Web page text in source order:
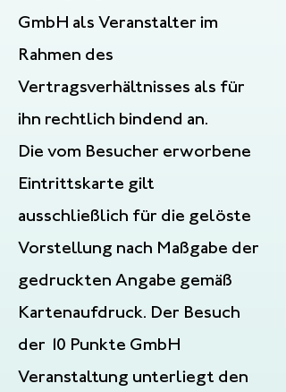
GmbH als Veranstalter im
Rahmen des
Vertragsverhältnisses als für
ihn rechtlich bindend an.
Die vom Besucher erworbene
Eintrittskarte gilt
ausschließlich für die gelöste
Vorstellung nach Maßgabe der
gedruckten Angabe gemäß
Kartenaufdruck. Der Besuch
der 10 Punkte GmbH
Veranstaltung unterliegt den